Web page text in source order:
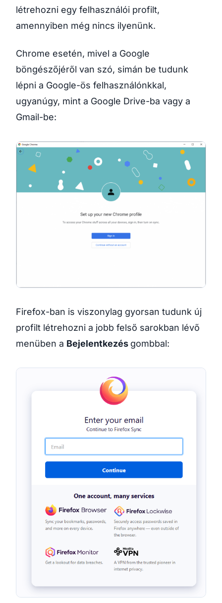
létrehozni egy felhasználói profilt,
amennyiben még nincs ilyenünk.
Chrome esetén, mivel a Google
böngészőjéről van szó, simán be tudunk
lépni a Google-ös felhasználónkkal,
ugyanúgy, mint a Google Drive-ba vagy a
Gmail-be:
Firefox-ban is viszonylag gyorsan tudunk új
profilt létrehozni a jobb felső sarokban lévő
menüben a Bejelentkezés gombbal: